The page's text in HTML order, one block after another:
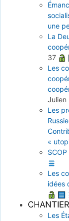
une
La
37
Les
Julien
Les
«
Les
idées
Les